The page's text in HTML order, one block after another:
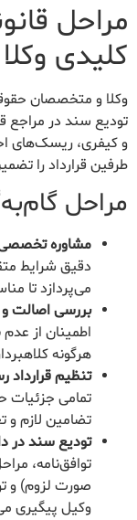
مراحل
کلیدی وکلا
وکلا و متخصصان
تودیع سند در مراجع
و کیفری، ریسک‌های
طرفین قرارداد را
مراحل
مشاوره تخصصی
دقیق شرایط
می‌پردازد تا
بررسی اصالت و
اطمینان از
هرگونه
تنظیم
تمامی جزئیات
تضامین لازم و
تودیع سند در
توافق‌نامه،
صورت لزوم) و
وکیل پیگیری